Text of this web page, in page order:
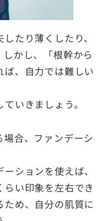
たり薄くしたり、
かし、「根幹から
、自力では難しい
いきましょう。
合、ファンデーシ
ションを使えば、
い印象を左右でき
め、自分の肌質に